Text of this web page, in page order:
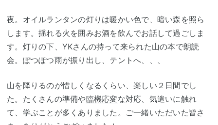
夜。オイルランタンの灯りは暖かい色で、暗い森を照ら
します。揺れる火を囲みお酒を飲んでお話して過ごしま
す。灯りの下、YKさんの持って来られた山の本で朗読
会。ぽつぽつ雨が振り出し、テントへ、、、
山を降りるのが惜しくなるくらい、楽しい２日間でし
た。たくさんの準備や臨機応変な対応、気遣いに触れ
て、学ぶことが多くありました。ご一緒いただいた皆さ